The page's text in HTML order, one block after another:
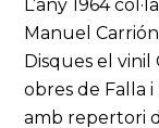
L’any 1964
Manuel
Disques el vinil
obres de Falla
amb repertori